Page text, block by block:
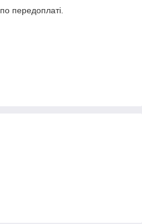
передоплаті.